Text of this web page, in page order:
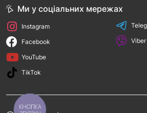
Ми у соціальних мережах
Instagram
Facebook
YouTube
TikTok
Viber
КНОПКА